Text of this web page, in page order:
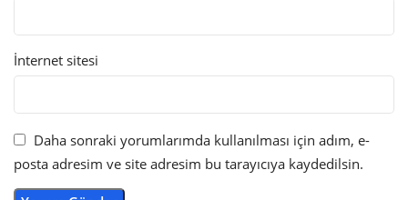
İnternet sitesi
Daha sonraki yorumlarımda kullanılması için adım, e-
posta adresim ve site adresim bu tarayıcıya kaydedilsin.